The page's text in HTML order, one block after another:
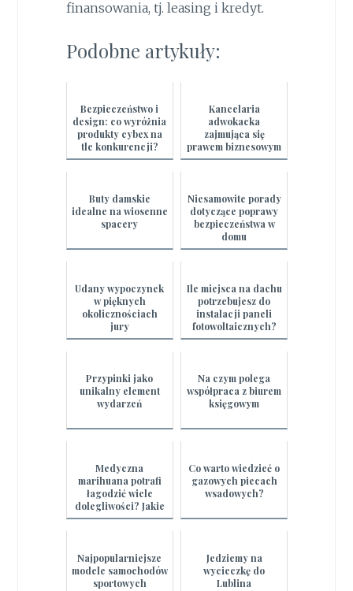
finansowania, tj. leasing i kredyt.
Podobne artykuły:
Bezpieczeństwo i
design: co wyróżnia
produkty cybex na
tle konkurencji?
Kancelaria
adwokacka
zajmująca się
prawem biznesowym
Buty damskie
idealne na wiosenne
spacery
Niesamowite porady
dotyczące poprawy
bezpieczeństwa w
domu
Udany wypoczynek
w pięknych
okolicznościach
jury
Ile miejsca na dachu
potrzebujesz do
instalacji paneli
fotowoltaicznych?
Przypinki jako
unikalny element
wydarzeń
Na czym polega
współpraca z biurem
księgowym
Medyczna
marihuana potrafi
łagodzić wiele
dolegliwości? Jakie
są fakty?
Co warto wiedzieć o
gazowych piecach
wsadowych?
Najpopularniejsze
modele samochodów
sportowych
Jedziemy na
wycieczkę do
Lublina